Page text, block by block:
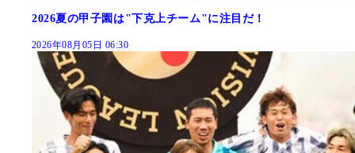
2026夏の甲子園は"下克上チーム"に注目だ！
2026年08月05日 06:30